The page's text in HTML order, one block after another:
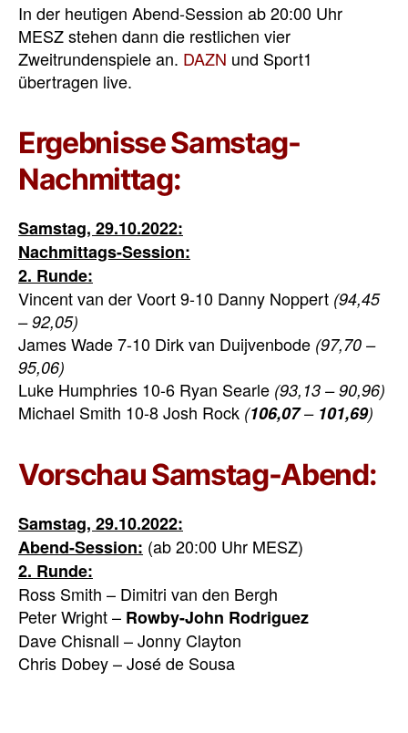
In der heutigen Abend-Session ab 20:00 Uhr
MESZ stehen dann die restlichen vier
Zweitrundenspiele an. DAZN und Sport1
übertragen live.
Ergebnisse Samstag-
Nachmittag:
Samstag, 29.10.2022:
Nachmittags-Session:
2. Runde:
Vincent van der Voort 9-10 Danny Noppert (94,45
– 92,05)
James Wade 7-10 Dirk van Duijvenbode (97,70 –
95,06)
Luke Humphries 10-6 Ryan Searle (93,13 – 90,96)
Michael Smith 10-8 Josh Rock (106,07– 101,69)
Vorschau Samstag-Abend:
Samstag, 29.10.2022:
Abend-Session: (ab 20:00 Uhr MESZ)
2. Runde:
Ross Smith – Dimitri van den Bergh
Peter Wright – Rowby-John Rodriguez
Dave Chisnall – Jonny Clayton
Chris Dobey – José de Sousa